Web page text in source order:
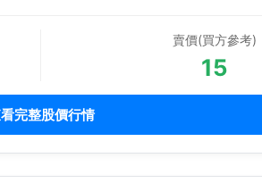
賣價(買方參考)
15
完整股價行情